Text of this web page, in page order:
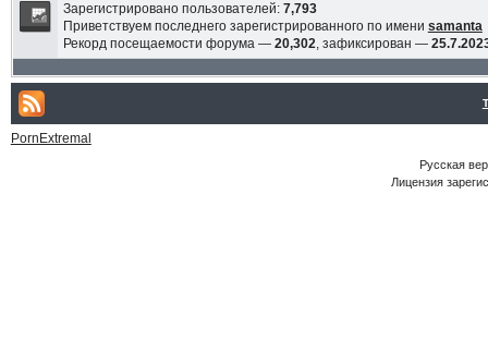
Зарегистрировано пользователей: 7,793
Приветствуем последнего зарегистрированного по имени samanta
Рекорд посещаемости форума — 20,302, зафиксирован —
PornExtremal
Русская
Лицензия